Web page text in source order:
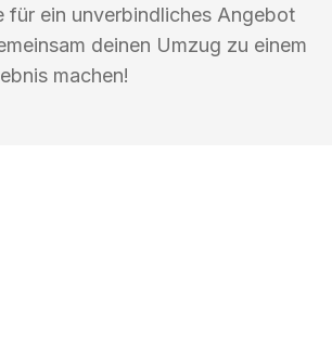
für ein unverbindliches Angebot
deinen Umzug zu einem
machen!